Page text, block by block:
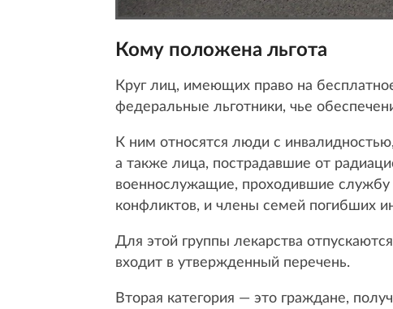
Кому положена льгота
Круг лиц, имеющих право на
федеральные льготники, чье
К ним относятся люди с
а также лица, пострадавшие от
военнослужащие, проходившие
конфликтов, и члены семей погибших
Для этой группы лекарства
входит в утвержденный перечень.
Вторая категория — это граждане,